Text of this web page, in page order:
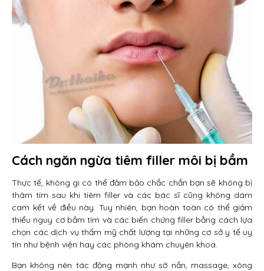
Cách ngăn ngừa tiêm filler môi bị bầm
Thực tế, không gì có thể đảm bảo chắc chắn bạn sẽ không bị
thâm tím sau khi tiêm filler và các bác sĩ cũng không dám
cam kết về điều này. Tuy nhiên, bạn hoàn toàn có thể giảm
thiểu nguy cơ bầm tím và các biến chứng filler bằng cách lựa
chọn các dịch vụ thẩm mỹ chất lượng tại những cơ sở y tế uy
tín như bệnh viện hay các phòng khám chuyên khoa.
Bạn không nên tác động mạnh như sờ nắn, massage, xông